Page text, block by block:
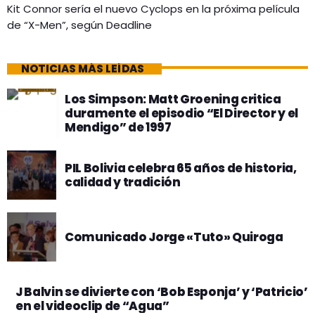
Kit Connor sería el nuevo Cyclops en la próxima película
de “X-Men”, según Deadline
NOTICIAS MÁS LEÍDAS
Los Simpson: Matt Groening critica
duramente el episodio “El Director y el
Mendigo” de 1997
PIL Bolivia celebra 65 años de historia,
calidad y tradición
Comunicado Jorge «Tuto» Quiroga
J Balvin se divierte con ‘Bob Esponja’ y ‘Patricio’
en el videoclip de “Agua”